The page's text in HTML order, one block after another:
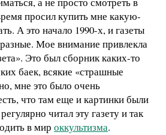
просил купить мне какую-
А это начало 1990-х, и газеты
Мое внимание привлекла
Это был сборник каких-то
баек, всякие «страшные
мне это было очень
что там еще и картинки были
читал эту газету и так
в мир оккультизма.